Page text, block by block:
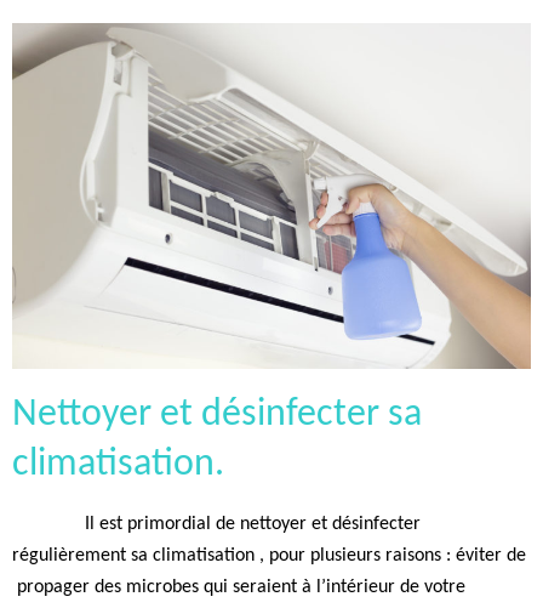
Nettoyer et désinfecter sa
climatisation.
Il est primordial de nettoyer et désinfecter
régulièrement sa climatisation , pour plusieurs raisons : éviter de
propager des microbes qui seraient à l’intérieur de votre